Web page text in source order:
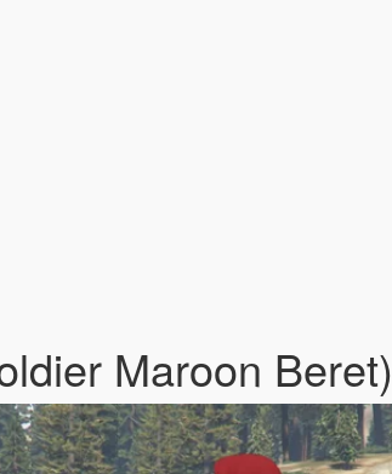
Maroon Beret)